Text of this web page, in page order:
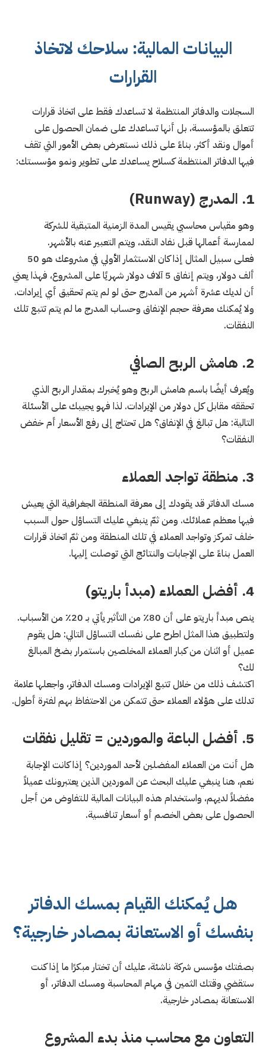
البيانات المالية: سلاحك لاتخاذ
القرارات
السجلات والدفاتر المنتظمة لا تساعدك فقط على اتخاذ قرارات
تتعلق بالمؤسسة، بل أنها تساعدك على ضمان الحصول على
أموال ونقد أكثر. بناءً على ذلك نستعرض بعض الأمور التي تقف
فيها الدفاتر المنتظمة كسلاح يساعدك على تطوير ونمو مؤسستك:
1. المدرج (Runway)
وهو مقياس محاسبي يقيس المدة الزمنية المتبقية للشركة
لممارسة أعمالها قبل نفاد النقد، ويتم التعبير عنه بالأشهر.
فعلى سبيل المثال إذا كان الاستثمار الأولي في مشروعك هو 50
ألف دولار، ويتم إنفاق 5 آلاف دولار شهريًا على المشروع، فهذا يعني
أن لديك عشرة أشهر من المدرج حتى لو لم يتم تحقيق أي إيرادات.
ولا يُمكنك معرفة حجم الإنفاق وحساب المدرج ما لم يتم تتبع تلك
النفقات.
2. هامش الربح الصافي
ويُعرف أيضًا باسم هامش الربح وهو يُخبرك بمقدار الربح الذي
تحققه مقابل كل دولار من الإيرادات. لذا فهو يجيبك على الأسئلة
التالية: هل تبالغ في الإنفاق؟ هل تحتاج إلى رفع الأسعار أم خفض
النفقات؟
3. منطقة تواجد العملاء
مسك الدفاتر قد يقودك إلى معرفة المنطقة الجغرافية التي يعيش
فيها معظم عملائك. ومن ثمّ ينبغي عليك التساؤل حول السبب
خلف تمركز وتواجد العملاء في تلك المنطقة ومن ثمّ اتخاذ قرارات
العمل بناءً على الإجابات والنتائج التي توصلت إليها.
4. أفضل العملاء (مبدأ باريتو)
ينص مبدأ باريتو على أن 80٪ من التأثير يأتي بـ 20٪ من الأسباب.
ولتطبيق هذا المثل اطرح على نفسك التساؤل التالي: هل يقوم
عميل أو اثنان من كبار العملاء المخلصين باستمرار بضخ المبالغ
لك؟
اكتشف ذلك من خلال تتبع الإيرادات ومسك الدفاتر، واجعلها علامة
تدلك على هؤلاء العملاء حتى تتمكن من الاحتفاظ بهم لفترة أطول.
5. أفضل الباعة والموردين = تقليل نفقات
هل أنت من العملاء المفضلين لأحد الموردين؟ إذا كانت الإجابة
نعم، هنا ينبغي عليك البحث عن الموردين الذين يعتبرونك عميلاً
مفضلاً لديهم، واستخدام هذه البيانات المالية للتفاوض من أجل
الحصول على بعض الخصم أو أسعار تنافسية.
هل يُمكنك القيام بمسك الدفاتر
بنفسك أو الاستعانة بمصادر خارجية؟
بصفتك مؤسس شركة ناشئة، عليك أن تختار مبكرًا ما إذا كنت
ستقضي وقتك الثمين في مهام المحاسبة ومسك الدفاتر، أو
الاستعانة بمصادر خارجية.
التعاون مع محاسب منذ بدء المشروع